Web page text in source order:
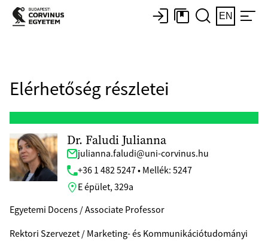
EN
Elérhetőség részletei
Dr. Faludi Julianna
julianna.faludi@uni-corvinus.hu
+36 1 482 5247 • Mellék: 5247
E épület, 329a
Egyetemi Docens / Associate Professor
Rektori Szervezet / Marketing- és Kommunikációtudományi